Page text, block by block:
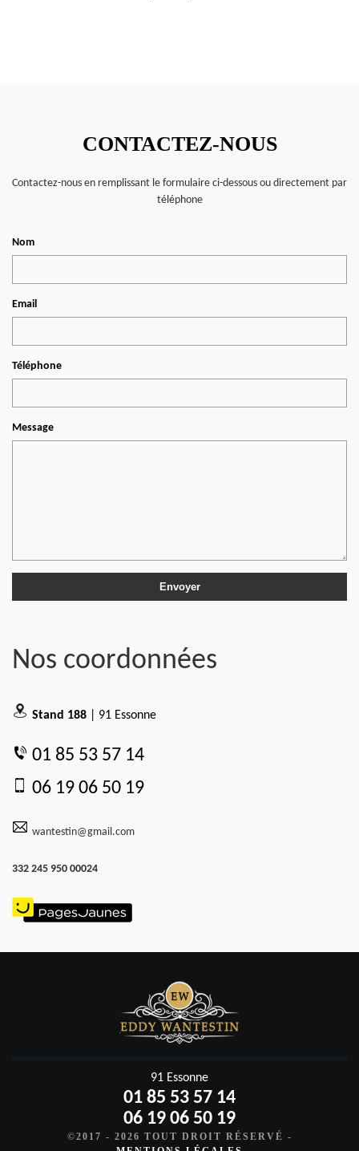
CONTACTEZ-NOUS
Contactez-nous en remplissant le formulaire ci-dessous ou directement par
téléphone
Nom
Email
Téléphone
Message
Nos coordonnées
Stand 188 | 91 Essonne
01 85 53 57 14
06 19 06 50 19
wantestin@gmail.com
332 245 950 00024
91 Essonne
01 85 53 57 14
06 19 06 50 19
©2017 - 2026 TOUT DROIT RÉSERVÉ -